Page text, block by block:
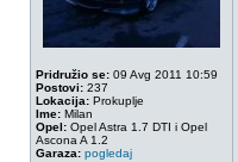
Pridružio se: 09 Avg 2011 10:59
Postovi: 237
Lokacija: Prokuplje
Ime: Milan
Opel: Opel Astra 1.7 DTI i Opel
Ascona A 1.2
Garaza: pogledaj